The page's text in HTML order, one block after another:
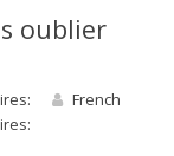
oublier
French